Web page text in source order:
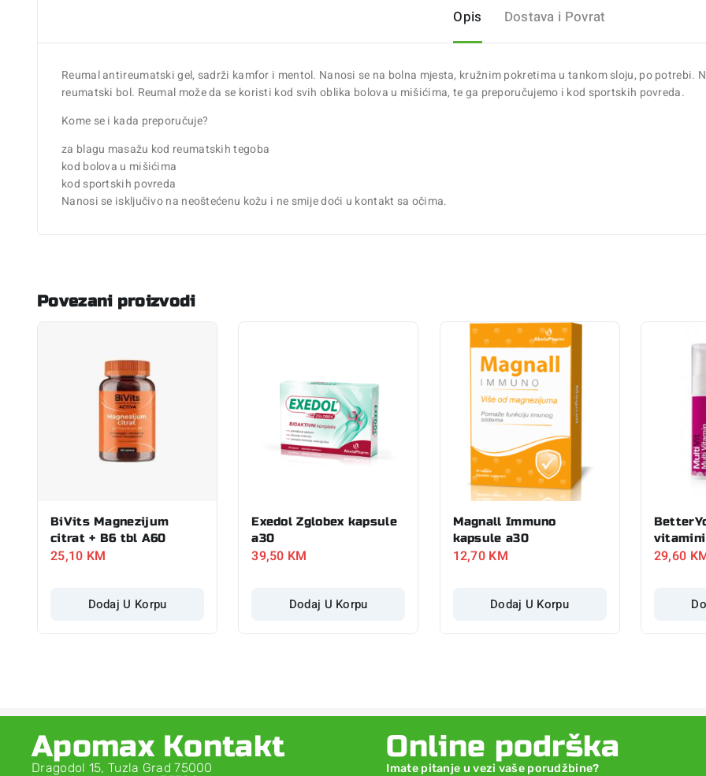
Opis Dostava i Povrat
Reumal antireumatski gel, sadrži kamfor i mentol. Nanosi se na bolna mjesta, kružnim pokretima u tankom sloju, po
reumatski bol. Reumal može da se koristi kod svih oblika bolova u mišićima, te ga preporučujemo i kod sportskih povreda.
Kome se i kada preporučuje?
za blagu masažu kod reumatskih tegoba
kod bolova u mišićima
kod sportskih povreda
Nanosi se isključivo na neoštećenu kožu i ne smije doći u kontakt sa očima.
Povezani proizvodi
BiVits Magnezijum
citrat + B6 tbl A60
25,10 KM
Dodaj U Korpu
Exedol Zglobex kapsule
a30
39,50 KM
Dodaj U Korpu
Magnall Immuno
kapsule a30
12,70 KM
Dodaj U Korpu
29,60
Apomax Kontakt
Dragodol 15, Tuzla Grad 75000
Online podrška
Imate pitanje u vezi vaše porudžbine?